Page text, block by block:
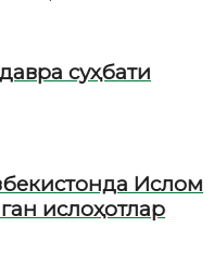
суҳбати
Ислом
ислоҳотлар